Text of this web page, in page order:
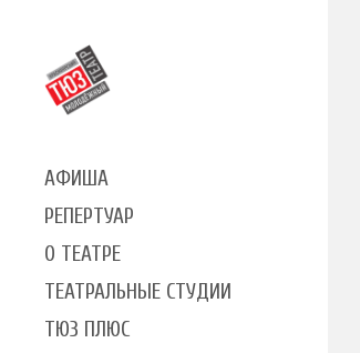
АФИША
РЕПЕРТУАР
О ТЕАТРЕ
ТЕАТРАЛЬНЫЕ СТУДИИ
ТЮЗ ПЛЮС